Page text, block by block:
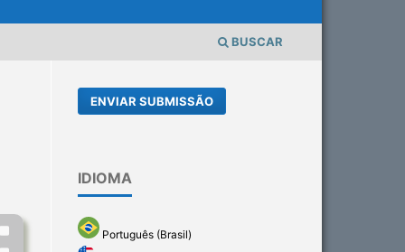
BUSCAR
ENVIAR SUBMISSÃO
IDIOMA
Português (Brasil)